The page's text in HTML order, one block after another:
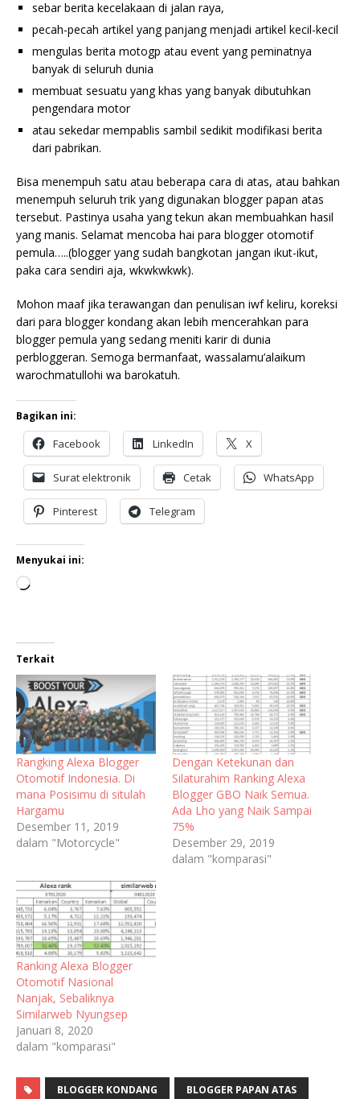
sebar berita kecelakaan di jalan raya,
pecah-pecah artikel yang panjang menjadi artikel kecil-kecil
mengulas berita motogp atau event yang peminatnya
banyak di seluruh dunia
membuat sesuatu yang khas yang banyak dibutuhkan
pengendara motor
atau sekedar mempablis sambil sedikit modifikasi berita
dari pabrikan.
Bisa menempuh satu atau beberapa cara di atas, atau bahkan
menempuh seluruh trik yang digunakan blogger papan atas
tersebut. Pastinya usaha yang tekun akan membuahkan hasil
yang manis. Selamat mencoba hai para blogger otomotif
pemula…..(blogger yang sudah bangkotan jangan ikut-ikut,
paka cara sendiri aja, wkwkwkwk).
Mohon maaf jika terawangan dan penulisan iwf keliru, koreksi
dari para blogger kondang akan lebih mencerahkan para
blogger pemula yang sedang meniti karir di dunia
perbloggeran. Semoga bermanfaat, wassalamu’alaikum
warochmatullohi wa barokatuh.
Bagikan ini:
Facebook LinkedIn X
Surat elektronik Cetak WhatsApp
Pinterest Telegram
Menyukai ini:
Terkait
Rangking Alexa Blogger
Otomotif Indonesia. Di
mana Posisimu di situlah
Hargamu
Desember 11, 2019
dalam "Motorcycle"
Dengan Ketekunan dan
Silaturahim Ranking Alexa
Blogger GBO Naik Semua.
Ada Lho yang Naik Sampai
75%
Desember 29, 2019
dalam "komparasi"
Ranking Alexa Blogger
Otomotif Nasional
Nanjak, Sebaliknya
Similarweb Nyungsep
Januari 8, 2020
dalam "komparasi"
BLOGGER KONDANG BLOGGER PAPAN ATAS